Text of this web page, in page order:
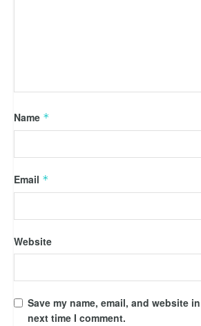
Name *
Email *
Website
Save my name, email, and website
next time I comment.